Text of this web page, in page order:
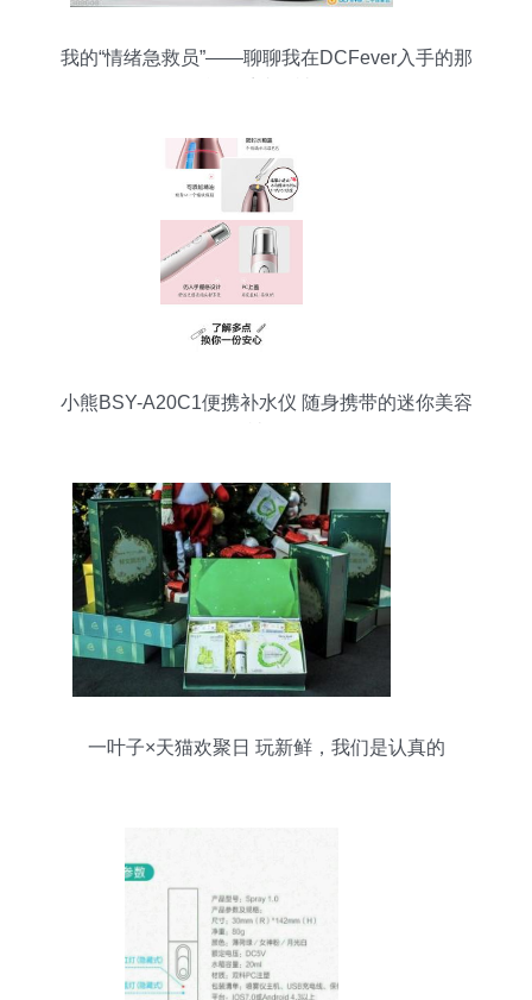
我的“情绪急救员”——聊聊我在DCFever入手的那
小熊BSY-A20C1便携补水仪 随身携带的迷你美容
一叶子×天猫欢聚日 玩新鲜，我们是认真的